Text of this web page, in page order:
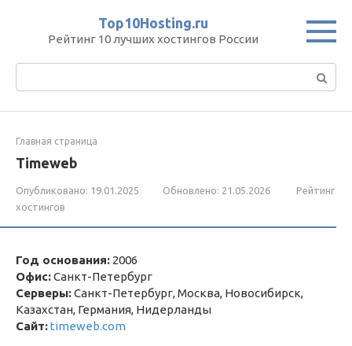
контенту
Top10Hosting.ru
Рейтинг 10 лучших хостингов России
Главная страница
Timeweb
Опубликовано: 19.01.2025 Обновлено: 21.05.2026
Рейтинг
хостингов
Год основания: 2006
Офис:Санкт-Петербург
Серверы:Санкт-Петербург, Москва, Новосибирск,
Казахстан, Германия, Нидерланды
Сайт:timeweb.com